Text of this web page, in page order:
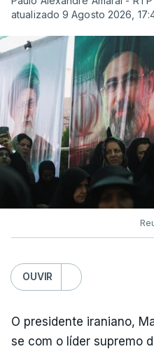
atualizado 9 Agosto 2026,
OUVIR
O presidente iraniano,
se com o líder supremo